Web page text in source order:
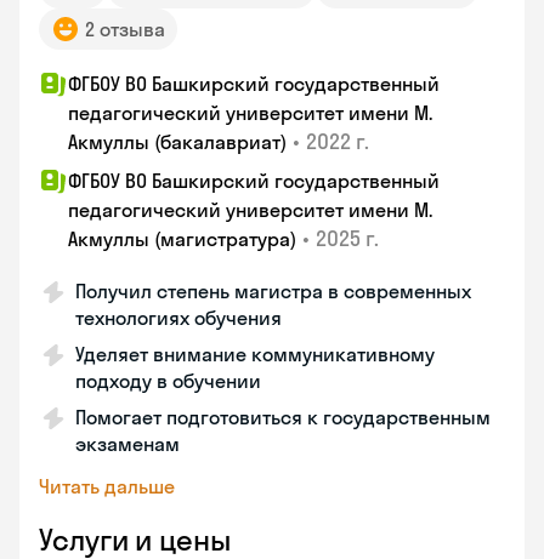
2 отзыва
ФГБОУ ВО Башкирский государственный
педагогический университет имени М.
Акмуллы (бакалавриат) • 2022 г.
ФГБОУ ВО Башкирский государственный
педагогический университет имени М.
Акмуллы (магистратура) • 2025 г.
Получил степень магистра в современных
технологиях обучения
Уделяет внимание коммуникативному
подходу в обучении
Помогает подготовиться к государственным
экзаменам
Читать дальше
Услуги и цены